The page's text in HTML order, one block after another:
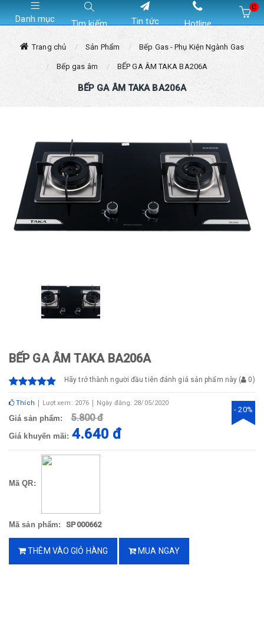
Danh mục Tìm kiếm Tin tức Hotline
0
Trang chủ Sản Phẩm Bếp Gas - Phụ Kiện Ngành Gas
Bếp gas âm BẾP GA ÂM TAKA BA206A
BẾP GA ÂM TAKA BA206A
BẾP GA ÂM TAKA BA206A
Hãy trở thành người đầu tiên đánh giá sản phẩm này ( 0)
Thích Lượt xem: 2076 Ngày đăng: 28/05/2020
Giá sản phẩm: 5.800 đ
Giá khuyến mãi: 4.640 đ
- 20%
Mã QR:
Mã sản phẩm: SP000662
THÊM VÀO GIỎ HÀNG MUA NGAY